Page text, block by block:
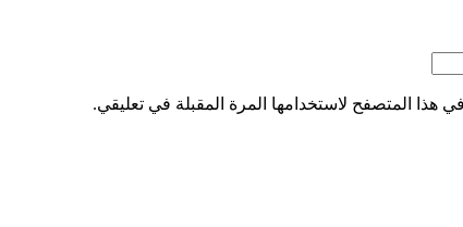
هذا المتصفح لاستخدامها المرة المقبلة في تعليقي.